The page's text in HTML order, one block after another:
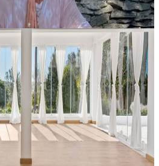
Melanie Caine
Melanie Caine, pensato per chi
e una connessione più profonda
esclusivo e raccolto, potrai